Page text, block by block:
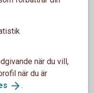
upp verksamheten från
hitta lösningar
och visat vad verklig
när du vill,
när du är
.